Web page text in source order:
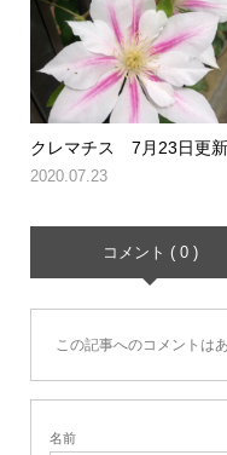
クレマチス 7月23日更新
2020.07.23
コメント ( 0 )
この記事へのコメントは
名前